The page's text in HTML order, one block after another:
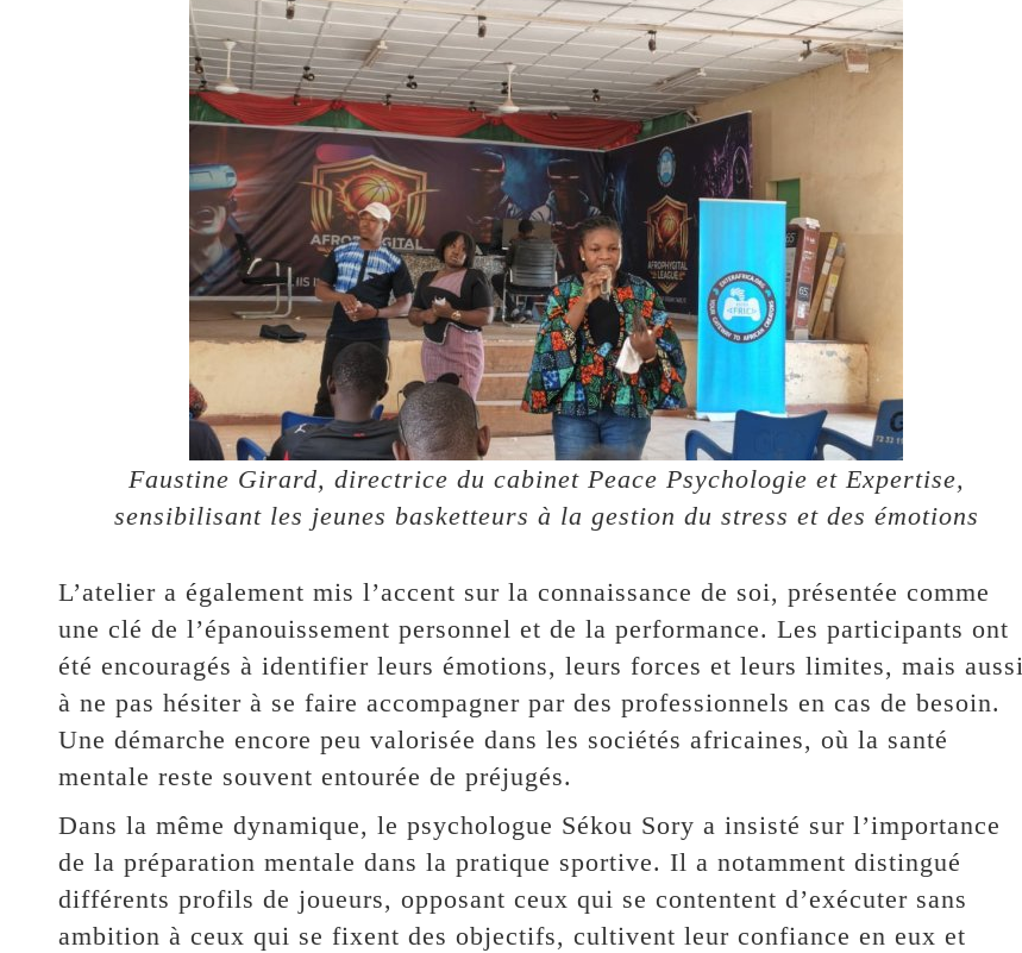
Faustine Girard, directrice du cabinet Peace Psychologie et Expertise,
sensibilisant les jeunes basketteurs à la gestion du stress et des émotions
L’atelier a également mis l’accent sur la connaissance de soi, présentée comme
une clé de l’épanouissement personnel et de la performance. Les participants ont
été encouragés à identifier leurs émotions, leurs forces et leurs limites, mais aussi
à ne pas hésiter à se faire accompagner par des professionnels en cas de besoin.
Une démarche encore peu valorisée dans les sociétés africaines, où la santé
mentale reste souvent entourée de préjugés.
Dans la même dynamique, le psychologue Sékou Sory a insisté sur l’importance
de la préparation mentale dans la pratique sportive. Il a notamment distingué
différents profils de joueurs, opposant ceux qui se contentent d’exécuter sans
ambition à ceux qui se fixent des objectifs, cultivent leur confiance en eux et